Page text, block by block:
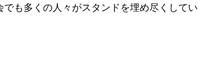
も多くの人々がスタンドを埋め尽くしてい